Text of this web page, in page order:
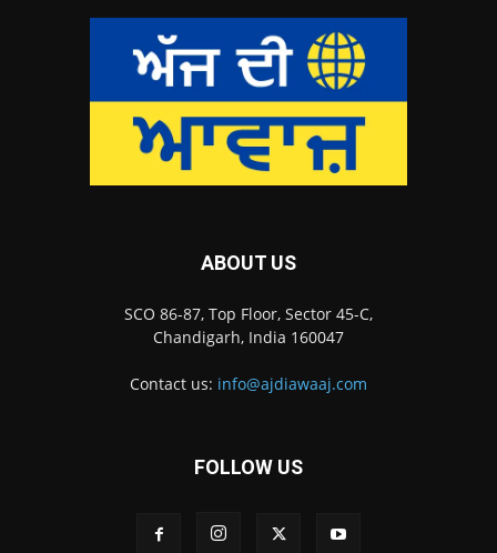
ABOUT US
SCO 86-87, Top Floor, Sector 45-C,
Chandigarh, India 160047
Contact us: info@ajdiawaaj.com
FOLLOW US